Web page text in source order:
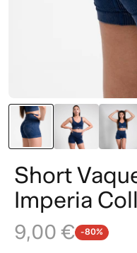
Short
Imperia
9,00 € -80%